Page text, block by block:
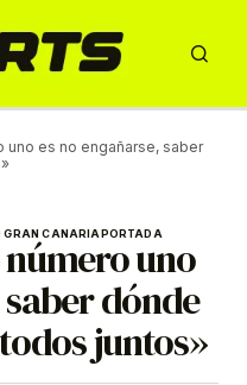
uno es no engañarse, saber
GRAN CANARIAPORTADA
número uno
dónde
juntos»